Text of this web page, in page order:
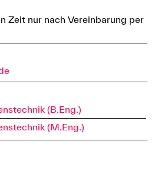
Zeit nur nach Vereinbarung per
(B.Eng.)
(M.Eng.)